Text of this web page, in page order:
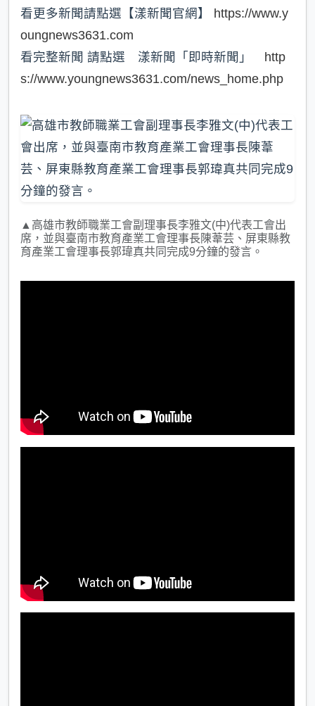
看更多新聞請點選【漾新聞官網】 https://www.y
oungnews3631.com
看完整新聞 請點選 漾新聞「即時新聞」 http
s://www.youngnews3631.com/news_home.php
▲高雄市教師職業工會副理事長李雅文(中)代表工會出
席，並與臺南市教育產業工會理事長陳葦芸、屏東縣教
育產業工會理事長郭瑋真共同完成9分鐘的發言。